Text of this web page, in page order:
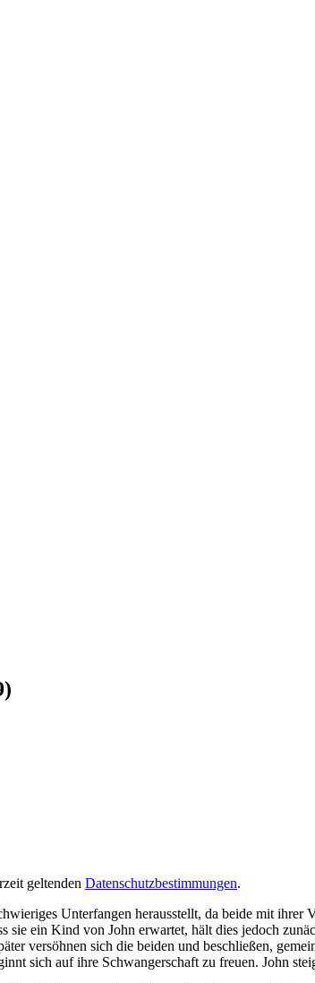
geltenden Datenschutzbestimmungen.
Unterfangen herausstellt, da beide mit
ein Kind von John erwartet, hält dies jedoch
versöhnen sich die beiden und beschließen,
sich auf ihre Schwangerschaft zu freuen. John